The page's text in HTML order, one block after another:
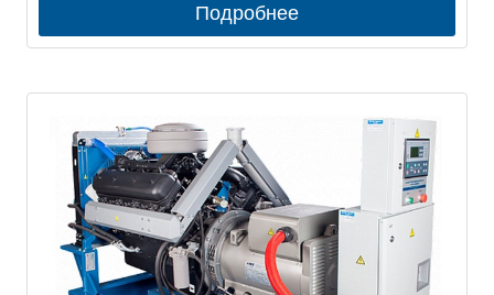
Подробнее